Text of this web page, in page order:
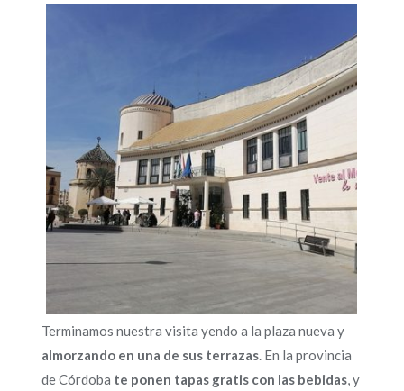
Terminamos nuestra visita yendo a la plaza nueva y
almorzando en una de sus terrazas. En la provincia
de Córdoba te ponen tapas gratis con las bebidas, y